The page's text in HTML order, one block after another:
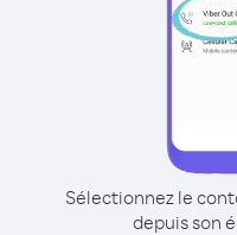
Sélectionnez le
depuis son